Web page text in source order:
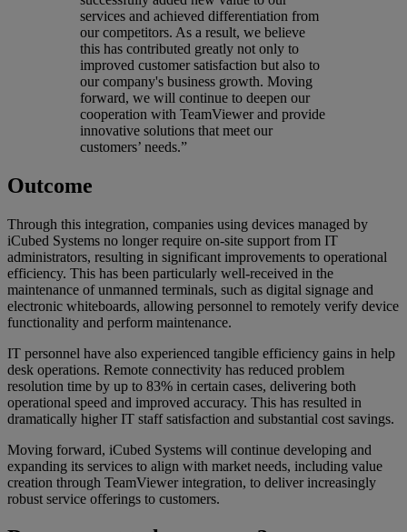
services and achieved differentiation from
our competitors. As a result, we believe
this has contributed greatly not only to
improved customer satisfaction but also to
our company's business growth. Moving
forward, we will continue to deepen our
cooperation with TeamViewer and provide
innovative solutions that meet our
customers’ needs.”
Outcome
Through this integration, companies using devices managed by
iCubed Systems no longer require on-site support from IT
administrators, resulting in significant improvements to operational
efficiency. This has been particularly well-received in the
maintenance of unmanned terminals, such as digital signage and
electronic whiteboards, allowing personnel to remotely verify device
functionality and perform maintenance.
IT personnel have also experienced tangible efficiency gains in help
desk operations. Remote connectivity has reduced problem
resolution time by up to 83% in certain cases, delivering both
operational speed and improved accuracy. This has resulted in
dramatically higher IT staff satisfaction and substantial cost savings.
Moving forward, iCubed Systems will continue developing and
expanding its services to align with market needs, including value
creation through TeamViewer integration, to deliver increasingly
robust service offerings to customers.